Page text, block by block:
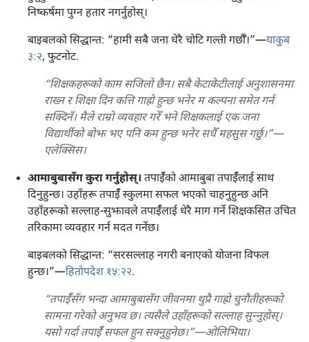
निष्कर्षमा पुग्न हतार नगर्नुहोस्‌।
बाइबलको सिद्धान्त: “हामी सबै जना धेरै चोटि गल्ती गर्छौँ।”—याकुब
३:२, फुटनोट.
“शिक्षकहरूको काम सजिलो छैन। सबै केटाकेटीलाई अनुशासनमा
राख्न र शिक्षा दिन कत्ति गाह्रो हुन्छ भनेर म कल्पना समेत गर्न
सक्दिनँ। मैले राम्रो व्यवहार गरेँ भने शिक्षकलाई एक जना
विद्यार्थीको बोझ भए पनि कम हुन्छ भनेर सधैँ महसुस गर्छु।”—
एलेक्सिस।
आमाबुबासँग कुरा गर्नुहोस्‌। तपाईँको आमाबुबा तपाईँलाई साथ
दिनुहुन्छ। उहाँहरू तपाईँ स्कुलमा सफल भएको चाहनुहुन्छ अनि
उहाँहरूको सल्लाह-सुझावले तपाईँलाई धेरै माग गर्ने शिक्षकसित उचित
तरिकामा व्यवहार गर्न मदत गर्नेछ।
बाइबलको सिद्धान्त: “सरसल्लाह नगरी बनाएको योजना विफल
हुन्छ।”—हितोपदेश १५:२२.
“तपाईँसँग भन्दा आमाबुबासँग जीवनमा थुप्रै गाह्रो चुनौतीहरूको
सामना गरेको अनुभव छ। त्यसैले उहाँहरूको सल्लाह सुन्‍नुहोस्‌।
यसो गर्दा तपाईँ सफल हुन सक्नुहुनेछ।”—ओलिभिया।